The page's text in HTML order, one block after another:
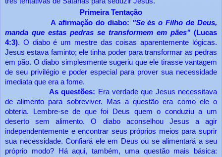
Primeira Tentação
A afirmação do diabo: "Se és o Filho de Deus,
manda que estas pedras se transformem em pães" (Lucas
4:3). O diabo é um mestre das coisas aparentemente lógicas.
Jesus estava faminto; ele tinha poder para transformar as pedras
em pão. O diabo simplesmente sugeriu que ele tirasse vantagem
de seu privilégio e poder especial para prover sua necessidade
imediata que era a fome.
As questões: Era verdade que Jesus necessitava
de alimento para sobreviver. Mas a questão era como ele o
obteria. Lembre-se de que foi Deus quem o conduziu a um
deserto sem alimento. O diabo aconselhou Jesus a agir
independentemente e encontrar seus próprios meios para suprir
sua necessidade. Confiará ele em Deus ou se alimentará a seu
próprio modo? Há aqui, também, uma questão mais básica: